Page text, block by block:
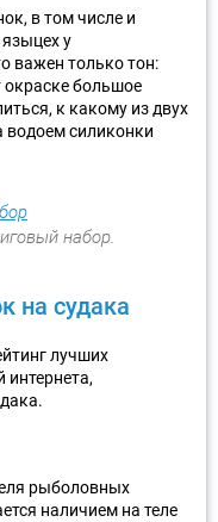
в том числе и
у
важен только тон:
окраске большое
к какому из двух
водоем силиконки
набор.
на судака
лучших
интернета,
рыболовных
наличием на теле